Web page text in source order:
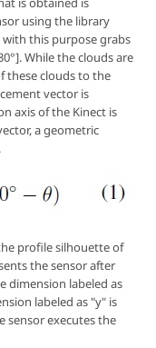
using the library
this purpose grabs
While the clouds are
these clouds to the
vector is
axis of the Kinect is
a geometric
.
profile silhouette of
the sensor after
dimension labeled as
labeled as "y" is
sensor executes the